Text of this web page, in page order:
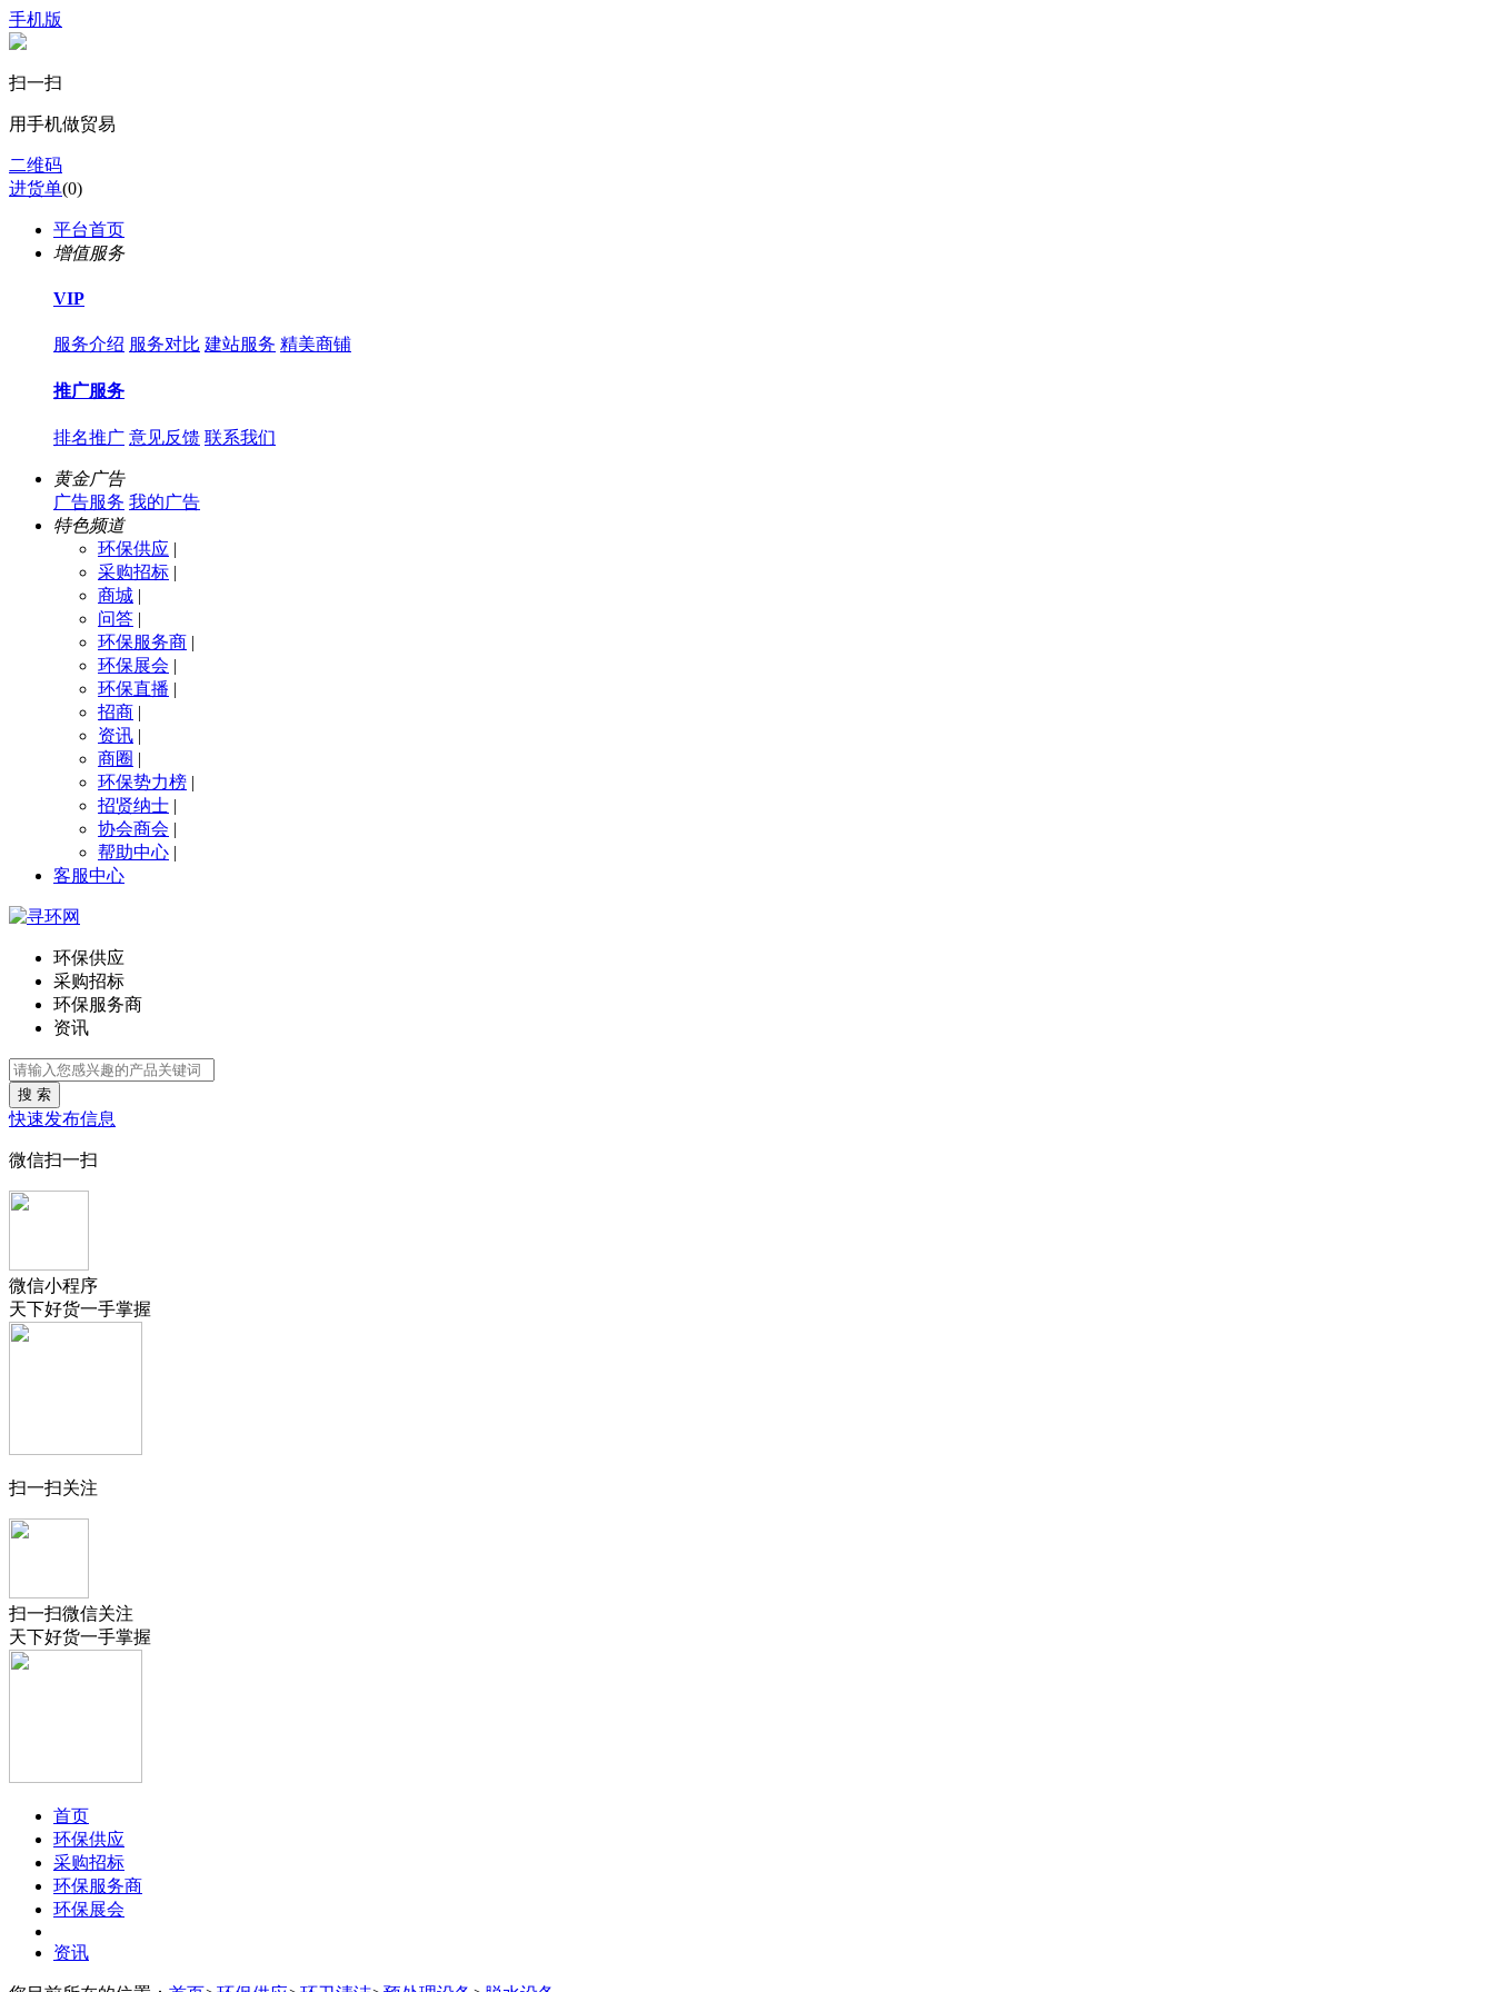
手机版
扫一扫
用手机做贸易
二维码
进货单(0)
平台首页
增值服务
VIP
服务介绍 服务对比 建站服务 精美商铺
推广服务
排名推广 意见反馈 联系我们
黄金广告
广告服务 我的广告
特色频道
环保供应 |
采购招标 |
商城 |
问答 |
环保服务商 |
环保展会 |
环保直播 |
招商 |
资讯 |
商圈 |
环保势力榜 |
招贤纳士 |
协会商会 |
帮助中心 |
客服中心
环保供应
采购招标
环保服务商
资讯
搜 索
快速发布信息
微信扫一扫
微信小程序
天下好货一手掌握
扫一扫关注
扫一扫微信关注
天下好货一手掌握
首页
环保供应
采购招标
环保服务商
环保展会
资讯